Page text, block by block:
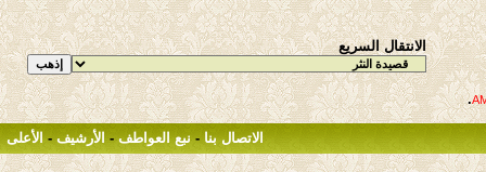
الانتقال السريع
.
الاتصال بنا - نبع العواطف - الأرشيف - الأعلى